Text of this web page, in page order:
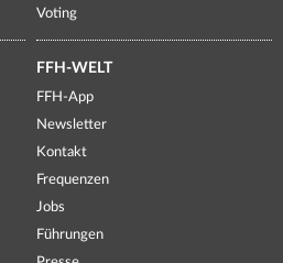
Voting
FFH-WELT
FFH-App
Newsletter
Kontakt
Frequenzen
Jobs
Führungen